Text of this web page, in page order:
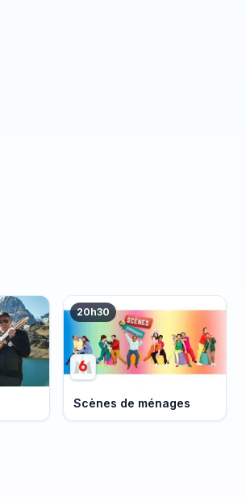
20h30
Scènes de ménages